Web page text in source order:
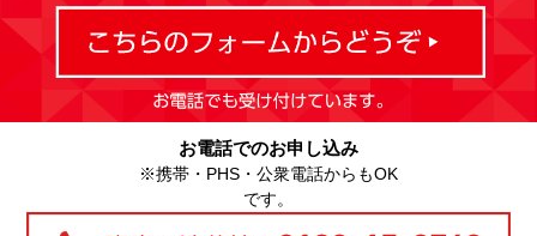
お電話でのお申し込み
※携帯・PHS・公衆電話からもOK
です。